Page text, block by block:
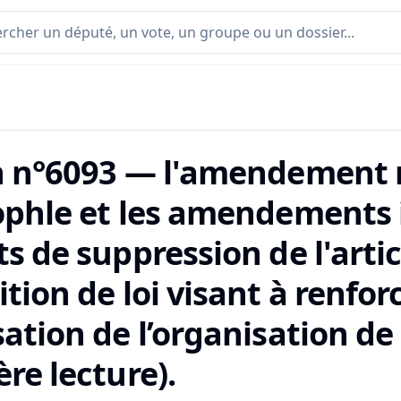
— l'amendement
et les
de suppression de
de loi visant à
de l’organisation
lecture).